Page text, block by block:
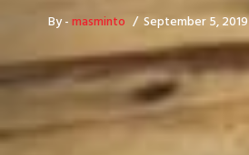
By -masminto September 5, 2019